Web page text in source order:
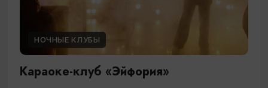
НОЧНЫЕ КЛУБЫ
Караоке-клуб «Эйфория»